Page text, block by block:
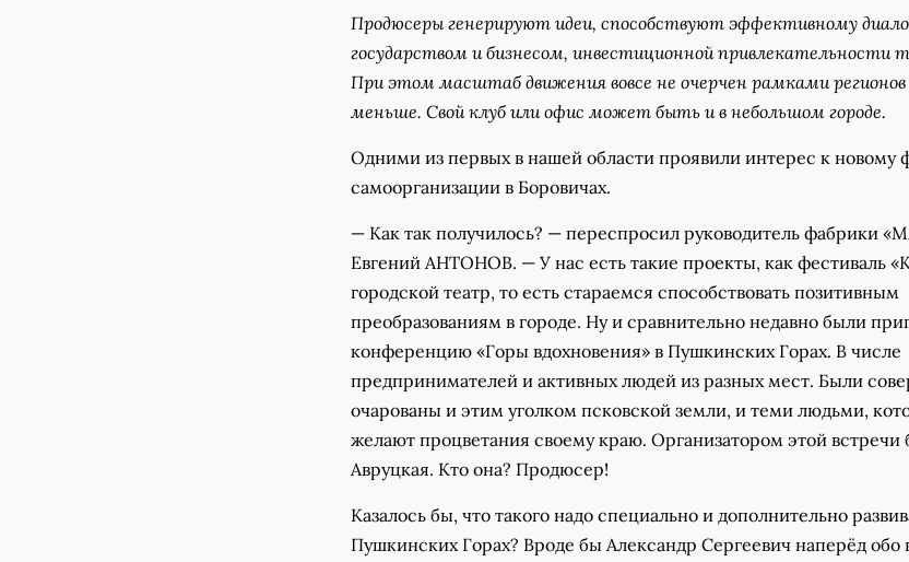
Продюсеры генерируют идеи, способствуют эффективному
государством и бизнесом, инвестиционной привлекательности
При этом масштаб движения вовсе не очерчен рамками регионов
меньше. Свой клуб или офис может быть и в небольшом городе.
Одними из первых в нашей области проявили интерес к новому
самоорганизации в Боровичах.
— Как так получилось? — переспросил руководитель фабрики
Евгений АНТОНОВ. — У нас есть такие проекты, как фестиваль
городской театр, то есть стараемся способствовать позитивным
преобразованиям в городе. Ну и сравнительно недавно были
конференцию «Горы вдохновения» в Пушкинских Горах. В числе
предпринимателей и активных людей из разных мест. Были
очарованы и этим уголком псковской земли, и теми людьми,
желают процветания своему краю. Организатором этой
Авруцкая. Кто она? Продюсер!
Казалось бы, что такого надо специально и дополнительно
Пушкинских Горах? Вроде бы Александр Сергеевич наперёд обо